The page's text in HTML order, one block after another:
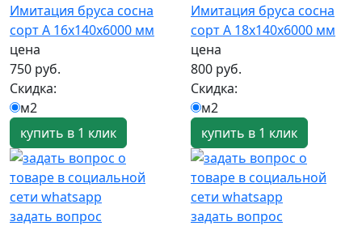
Имитация бруса сосна
сорт А 16х140х6000 мм
цена
750 руб.
Скидка:
м2
купить в 1 клик
задать вопрос
Имитация бруса сосна
сорт А 18х140х6000 мм
цена
800 руб.
Скидка:
м2
купить в 1 клик
задать вопрос